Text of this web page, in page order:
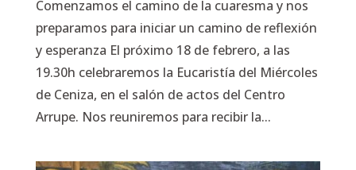
Comenzamos el camino de la cuaresma y nos
preparamos para iniciar un camino de reflexión
y esperanza El próximo 18 de febrero, a las
19.30h celebraremos la Eucaristía del Miércoles
de Ceniza, en el salón de actos del Centro
Arrupe. Nos reuniremos para recibir la...